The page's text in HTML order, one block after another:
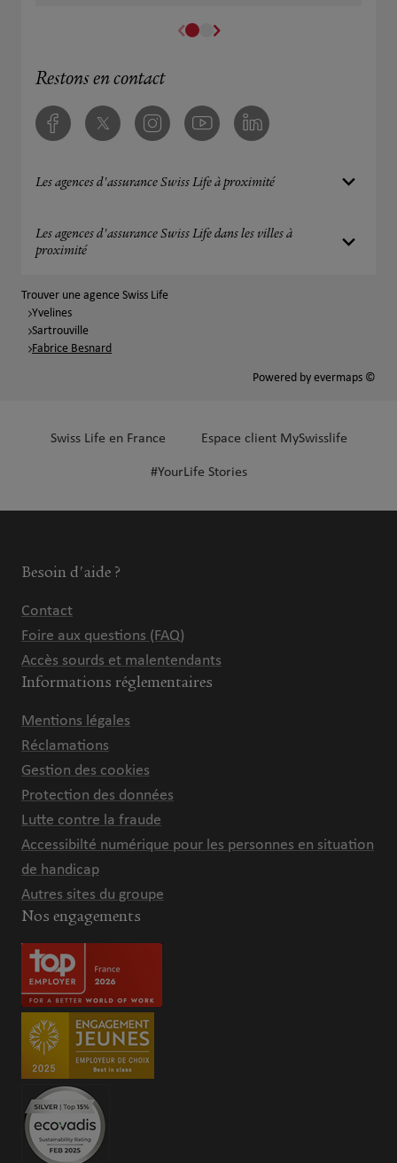
Restons en contact
FacebookTwitter InstagramYoutube Linkedin
Les agences d'assurance Swiss Life à proximité
Les agences d'assurance Swiss Life dans les villes à
proximité
Trouver une agence Swiss Life
Yvelines
Sartrouville
Fabrice Besnard
Powered by evermaps ©
Swiss Life en France Espace client MySwisslife
#YourLife Stories
Besoin d'aide ?
Contact
Foire aux questions (FAQ)
Accès sourds et malentendants
Informations réglementaires
Mentions légales
Réclamations
Gestion des cookies
Protection des données
Lutte contre la fraude
Accessibilté numérique pour les personnes en situation
de handicap
Autres sites du groupe
Nos engagements